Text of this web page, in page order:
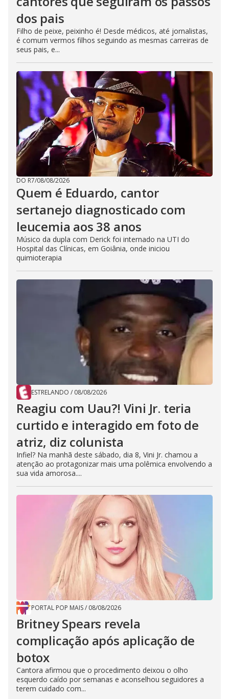
dos pais
Filho de peixe, peixinho é! Desde médicos, até jornalistas,
é comum vermos filhos seguindo as mesmas carreiras de
seus pais, e...
DO R7/08/08/2026
Quem é Eduardo, cantor
sertanejo diagnosticado com
leucemia aos 38 anos
Músico da dupla com Derick foi internado na UTI do
Hospital das Clínicas, em Goiânia, onde iniciou
quimioterapia
ESTRELANDO / 08/08/2026
Reagiu com Uau?! Vini Jr. teria
curtido e interagido em foto de
atriz, diz colunista
Infiel? Na manhã deste sábado, dia 8, Vini Jr. chamou a
atenção ao protagonizar mais uma polêmica envolvendo a
sua vida amorosa....
PORTAL POP MAIS/ 08/08/2026
Britney Spears revela
complicação após aplicação de
botox
Cantora afirmou que o procedimento deixou o olho
esquerdo caído por semanas e aconselhou seguidores a
terem cuidado com...